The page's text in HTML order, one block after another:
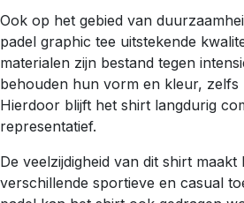
Ook op het gebied van
padel graphic tee uitstekende
materialen zijn bestand tegen
behouden hun vorm en kleur, zelfs
Hierdoor blijft het shirt langdurig
representatief.
De veelzijdigheid van dit shirt
verschillende sportieve en casual